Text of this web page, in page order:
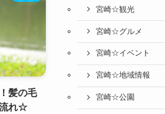
髪の毛
流れ☆
宮崎☆観光
宮崎☆グルメ
宮崎☆イベント
宮崎☆地域情報
宮崎☆公園